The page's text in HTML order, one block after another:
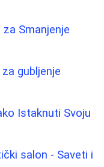
Smanjenje
gubljenje
Istaknuti Svoju
salon - Saveti i